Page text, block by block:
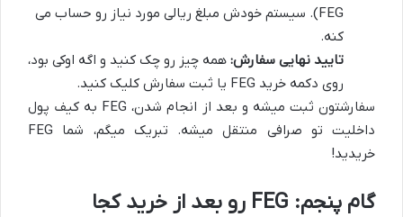
FEG). سیستم خودش مبلغ ریالی مورد نیاز رو حساب می
کنه.
تایید نهایی سفارش: همه چیز رو چک کنید و اگه اوکی بود،
روی دکمه خرید FEG یا ثبت سفارش کلیک کنید.
سفارشتون ثبت میشه و بعد از انجام شدن، FEG به کیف پول
داخلیت تو صرافی منتقل میشه. تبریک میگم، شما FEG
خریدید!
گام پنجم: FEG رو بعد از خرید کجا